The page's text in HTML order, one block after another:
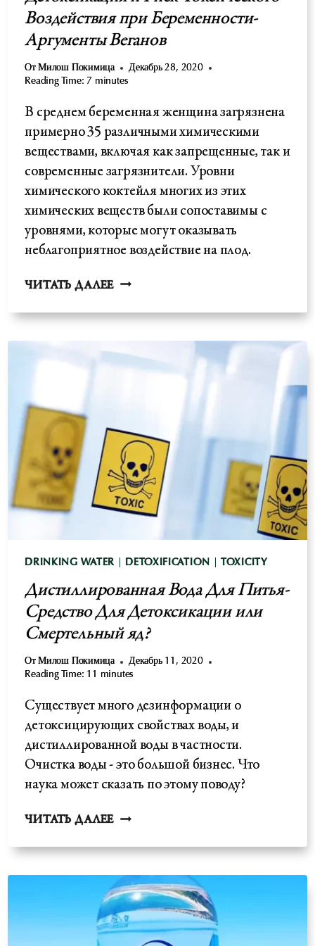
Воздействия при Беременности-
Аргументы Веганов
От Милош Покимица
Декабрь 28, 2020
Reading Time: 7 minutes
В среднем беременная женщина загрязнена
примерно 35 различными химическими
веществами, включая как запрещенные, так и
современные загрязнители. Уровни
химического коктейля многих из этих
химических веществ были сопоставимы с
уровнями, которые могут оказывать
неблагоприятное воздействие на плод.
ЧИТАТЬ ДАЛЕЕ ДЕТОКСИКАЦИЯ
РИСК
DRINKING WATER DETOXIFICATION TOXICITY
Дистиллированная Вода Для Питья-
Средство Для Детоксикации или
Смертельный яд?
От Милош Покимица
Декабрь 11, 2020
Reading Time: 11 minutes
Существует много дезинформации о
детоксицирующих свойствах воды, и
дистиллированной воды в частности.
Очистка воды - это большой бизнес. Что
наука может сказать по этому поводу?
ЧИТАТЬ ДАЛЕЕДИСТИЛЛИРОВАННАЯ
ДЛЯ
СРЕДСТВО
ДЛЯ
ДЕТОКСИКАЦИИ
ИЛИ